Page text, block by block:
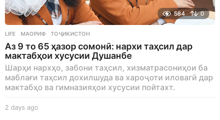
584 0
LIFE МАОРИФ ,ТОҶИКИСТОН
Аз 9 то 65 ҳазор сомонӣ: нархи таҳсил дар
мактабҳои хусусии Душанбе
Шарҳи нархҳо, забони таҳсил, хизматрасониҳои ба
маблағи таҳсил дохилшуда ва хароҷоти иловагӣ дар
мактабҳо ва гимназияҳои хусусии пойтахт.
2 days ago